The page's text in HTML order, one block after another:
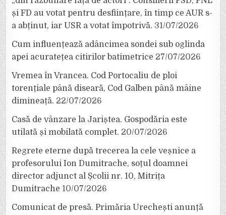
și FD au votat pentru desființare, în timp ce AUR s-
a abținut, iar USR a votat împotrivă. 31/07/2026
Cum influențează adâncimea sondei sub oglinda
apei acuratețea citirilor batimetrice 27/07/2026
Vremea în Vrancea. Cod Portocaliu de ploi
torențiale până diseară, Cod Galben până mâine
dimineață. 22/07/2026
Casă de vânzare la Jariștea. Gospodăria este
utilată și mobilată complet. 20/07/2026
Regrete eterne după trecerea la cele veșnice a
profesorului Ion Dumitrache, soțul doamnei
director adjunct al Școlii nr. 10, Mitrița
Dumitrache 10/07/2026
Comunicat de presă. Primăria Urechești anunță